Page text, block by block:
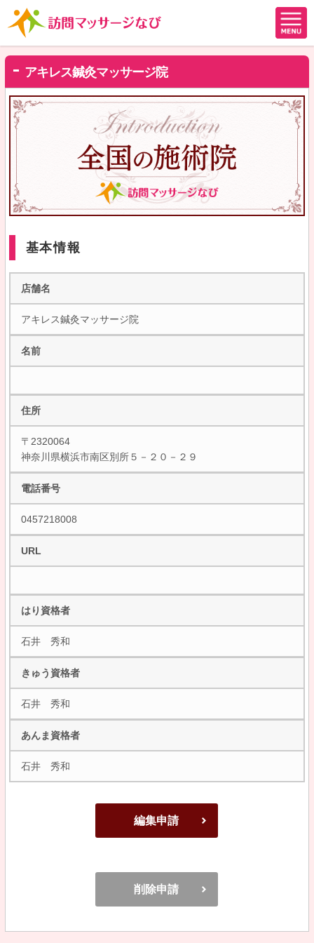
アキレス鍼灸マッサージ院
基本情報
店舗名
アキレス鍼灸マッサージ院
名前
住所
〒2320064
神奈川県横浜市南区別所５－２０－２９
電話番号
0457218008
URL
はり資格者
石井 秀和
きゅう資格者
石井 秀和
あんま資格者
石井 秀和
編集申請
削除申請